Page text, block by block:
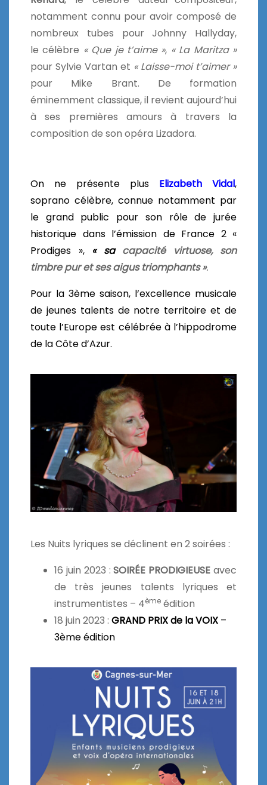
notamment connu pour avoir composé de
nombreux tubes pour Johnny Hallyday,
le célèbre « Que je t’aime », « La Maritza »
pour Sylvie Vartan et « Laisse-moi t’aimer »
pour Mike Brant. De formation
éminemment classique, il revient aujourd’hui
à ses premières amours à travers la
composition de son opéra Lizadora.
On ne présente plus Elizabeth Vidal,
soprano célèbre, connue notamment par
le grand public pour son rôle de jurée
historique dans l’émission de France 2 «
Prodiges »,« sa capacité virtuose, son
timbre pur et ses aigus triomphants ».
Pour la 3ème saison, l’excellence musicale
de jeunes talents de notre territoire et de
toute l’Europe est célébrée à l’hippodrome
de la Côte d’Azur.
Les Nuits lyriques se déclinent en 2 soirées :
16 juin 2023 :SOIRÉE PRODIGIEUSE avec
de très jeunes talents lyriques et
instrumentistes – 4ème édition
18 juin 2023 : GRAND PRIX de la VOIX –
3ème édition